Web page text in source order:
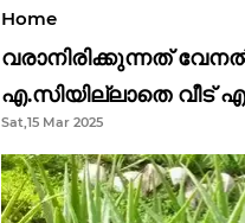
Home
വരാനിരിക്കുന്നത്
എ.സിയില്ലാതെ വീട്
Sat,15 Mar 2025